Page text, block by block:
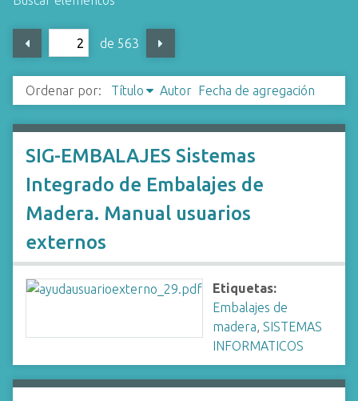
de 563
Ordenar por: Título Autor Fecha de agregación
SIG-EMBALAJES Sistemas
Integrado de Embalajes de
Madera. Manual usuarios
externos
Etiquetas:
Embalajes de
madera, SISTEMAS
INFORMATICOS